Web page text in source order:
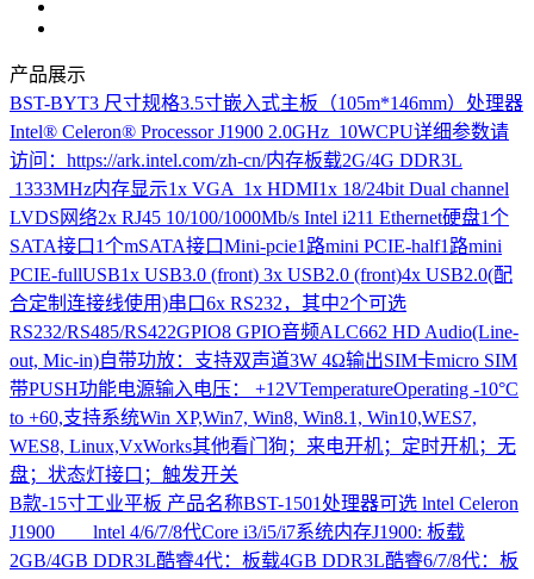
产品展示
BST-BYT3 尺寸规格3.5寸嵌入式主板（105m*146mm）处理器
Intel® Celeron® Processor J1900 2.0GHz 10WCPU详细参数请
访问：https://ark.intel.com/zh-cn/内存板载2G/4G DDR3L
1333MHz内存显示1x VGA 1x HDMI1x 18/24bit Dual channel
LVDS网络2x RJ45 10/100/1000Mb/s Intel i211 Ethernet硬盘1个
SATA接口1个mSATA接口Mini-pcie1路mini PCIE-half1路mini
PCIE-fullUSB1x USB3.0 (front) 3x USB2.0 (front)4x USB2.0(配
合定制连接线使用)串口6x RS232，其中2个可选
RS232/RS485/RS422GPIO8 GPIO音频ALC662 HD Audio(Line-
out, Mic-in)自带功放：支持双声道3W 4Ω输出SIM卡micro SIM
带PUSH功能电源输入电压： +12VTemperatureOperating -10°C
to +60,支持系统Win XP,Win7, Win8, Win8.1, Win10,WES7,
WES8, Linux,VxWorks其他看门狗；来电开机；定时开机；无
盘；状态灯接口；触发开关
B款-15寸工业平板 产品名称BST-1501处理器可选 lntel Celeron
J1900 lntel 4/6/7/8代Core i3/i5/i7系统内存J1900: 板载
2GB/4GB DDR3L酷睿4代：板载4GB DDR3L酷睿6/7/8代：板